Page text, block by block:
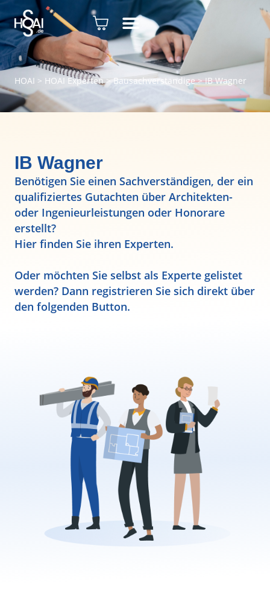
HOAI > HOAI Experten>Bausachverständige>IB Wagner
IB Wagner
Benötigen Sie einen Sachverständigen, der ein
qualifiziertes Gutachten über Architekten-
oder Ingenieurleistungen oder Honorare
erstellt?
Hier finden Sie ihren Experten.
Oder möchten Sie selbst als Experte gelistet
werden? Dann registrieren Sie sich direkt über
den folgenden Button.